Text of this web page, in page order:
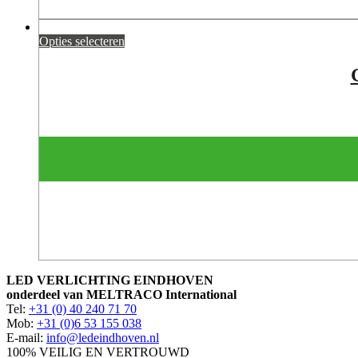
Opties selecteren
LED VERLICHTING EINDHOVEN
onderdeel van MELTRACO International
Tel: +31 (0) 40 240 71 70
Mob: +31 (0)6 53 155 038
E-mail: info@ledeindhoven.nl
100% VEILIG EN VERTROUWD